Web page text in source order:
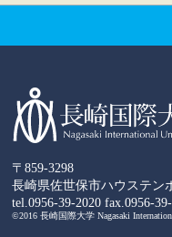
〒859-3298
長崎県佐世保市ハウステン
tel.0956-39-2020 fax.0956-39-
©2016 長崎国際大学 Nagasaki